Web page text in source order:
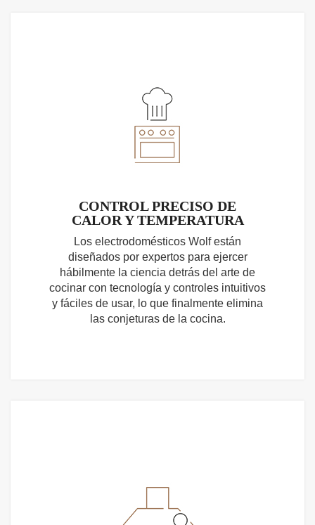
CONTROL PRECISO DE
CALOR Y TEMPERATURA
Los electrodomésticos Wolf están
diseñados por expertos para ejercer
hábilmente la ciencia detrás del arte de
cocinar con tecnología y controles intuitivos
y fáciles de usar, lo que finalmente elimina
las conjeturas de la cocina.